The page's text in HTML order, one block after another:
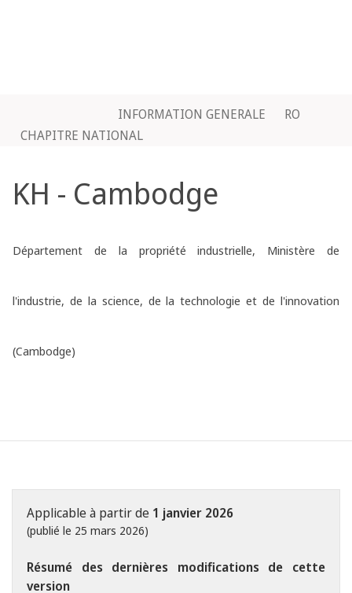
INFORMATION GENERALE
RO
CHAPITRE NATIONAL
KH - Cambodge
Département de la propriété industrielle, Ministère de
l'industrie, de la science, de la technologie et de l'innovation
(Cambodge)
Applicable à partir de 1 janvier 2026
(publié le 25 mars 2026)
Résumé des dernières modifications de cette
version